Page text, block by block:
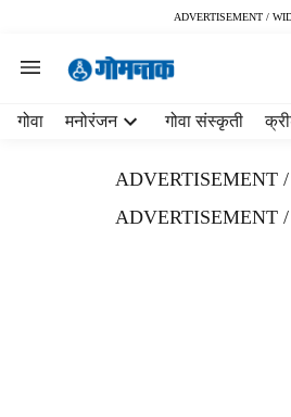
ADVERTISEMENT /
गोवा मनोरंजन गोवा संस्कृती
ADVERTISEMENT
ADVERTISEMENT